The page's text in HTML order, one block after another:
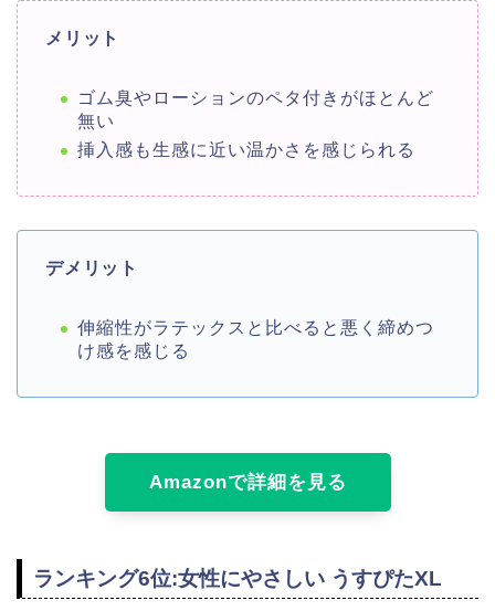
メリット
ゴム臭やローションのペタ付きがほとんど
無い
挿入感も生感に近い温かさを感じられる
デメリット
伸縮性がラテックスと比べると悪く締めつ
け感を感じる
Amazonで詳細を見る
ランキング6位:女性にやさしい うすぴたXL